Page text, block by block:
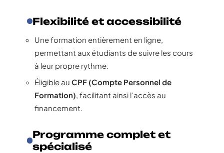
Flexibilité et accessibilité
Une formation entièrement en ligne,
permettant aux étudiants de suivre les cours
à leur propre rythme.
Éligible au CPF (Compte Personnel de
Formation), facilitant ainsi l’accès au
financement.
Programme complet et
spécialisé